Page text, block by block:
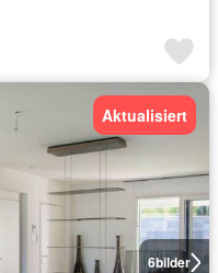
6bilder
Aktualisiert